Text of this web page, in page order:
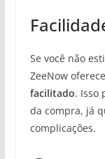
Se você não
ZeeNow
facilitado. Isso
da compra, já
complicações.